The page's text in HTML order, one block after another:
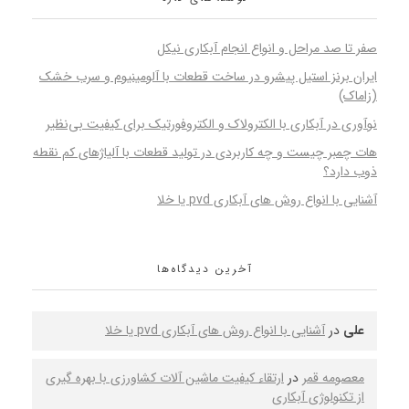
صفر تا صد مراحل و انواع انجام آبکاری نیکل
ایران برنز استیل پیشرو در ساخت قطعات با آلومینیوم و سرب خشک
(زاماک)
نوآوری در آبکاری با الکترولاک و الکتروفورتیک برای کیفیت بی‌نظیر
هات چمبر چیست و چه کاربردی در تولید قطعات با آلیاژهای کم نقطه
ذوب دارد؟
آشنایی با انواع روش های آبکاری pvd یا خلا
آخرین دیدگاه‌ها
علی درآشنایی با انواع روش های آبکاری pvd یا خلا
معصومه قمر در ارتقاء کیفیت ماشین‌ آلات کشاورزی با بهره‌ گیری
از تکنولوژی آبکاری